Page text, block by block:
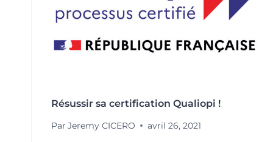
Résussir sa certification Qualiopi !
Par Jeremy CICERO avril 26, 2021